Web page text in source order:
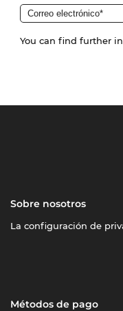
You can find further
Sobre nosotros
La configuración de
Métodos de pago